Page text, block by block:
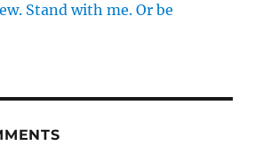
Stand with me. Or be